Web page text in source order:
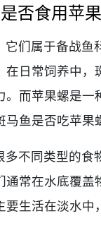
否食用苹果
们属于备战鱼
日常饲养中
而苹果螺是
鱼是否吃苹果
不同类型的食
常在水底覆盖
生活在淡水中